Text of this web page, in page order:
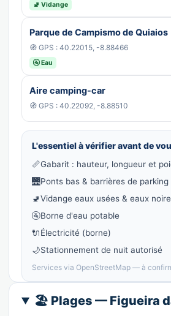
🚽 Vidange
Parque de Campismo de Quiaios
🧭 GPS : 40.22015, -8.88466
🚰 Eau
Aire camping-car
🧭 GPS : 40.22092, -8.88510
L'essentiel à vérifier avant de
📏Gabarit : hauteur, longueur et
🌉Ponts bas & barrières de
🚽Vidange eaux usées & eaux
🚰Borne d'eau potable
🔌Électricité (borne)
🌙Stationnement de nuit autorisé
Services via OpenStreetMap — à
🏖️ Plages — Figueira